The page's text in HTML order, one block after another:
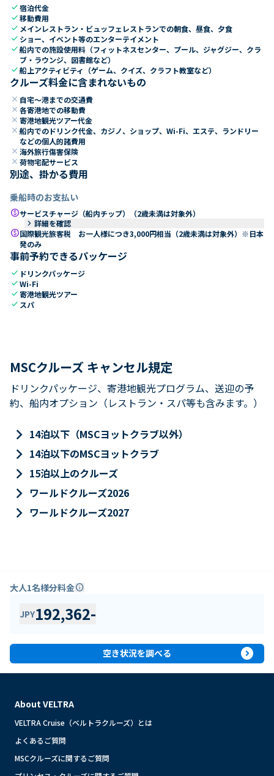
check宿泊代金
check移動費用
check メインレストラン・ビュッフェレストランでの朝食、昼食、夕食
check ショー、イベント等のエンターテイメント
check船内での施設使用料（フィットネスセンター、プール、ジャグジー、クラ
ブ・ラウンジ、図書館など）
check船上アクティビティ（ゲーム、クイズ、クラフト教室など）
クルーズ料金に含まれないもの
close 自宅～港までの交通費
close 各寄港地での移動費
close 寄港地観光ツアー代金
close 船内でのドリンク代金、カジノ、ショップ、Wi-Fi、エステ、ランドリー
などの個人的諸費用
close 海外旅行傷害保険
close 荷物宅配サービス
別途、掛かる費用
乗船時のお支払い
paidサービスチャージ（船内チップ）（2歳未満は対象外）
keyboard_arrow_right 詳細を確認
paid国際観光旅客税 お一人様につき3,000円相当（2歳未満は対象外）※日本
発のみ
事前予約できるパッケージ
check ドリンクパッケージ
checkWi-Fi
check寄港地観光ツアー
check スパ
MSCクルーズ キャンセル規定
ドリンクパッケージ、寄港地観光プログラム、送迎の予
約、船内オプション（レストラン・スパ等も含みます。）
keyboard_arrow_right 14泊以下（MSCヨットクラブ以外）
keyboard_arrow_right 14泊以下のMSCヨットクラブ
keyboard_arrow_right 15泊以上のクルーズ
keyboard_arrow_right ワールドクルーズ2026
keyboard_arrow_right ワールドクルーズ2027
大人1名様分料金info
JPY192,362-
空き状況を調べる expand_circle_right
About VELTRA
VELTRA Cruise（ベルトラクルーズ）とは
よくあるご質問
MSCクルーズに関するご質問